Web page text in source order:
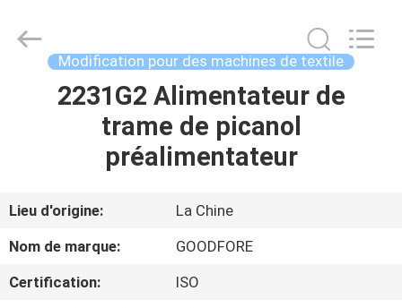
PRODUITS
VIDÉOS
Goodfore
Modification pour des machines de textile
2231G2 Alimentateur de
trame de picanol
préalimentateur
Lieu d'origine:
La Chine
Nom de marque:
GOODFORE
Certification:
ISO